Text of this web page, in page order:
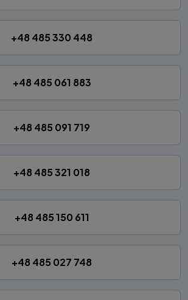
+48 485 330 448
+48 485 061 883
+48 485 091 719
+48 485 321 018
+48 485 150 611
+48 485 027 748